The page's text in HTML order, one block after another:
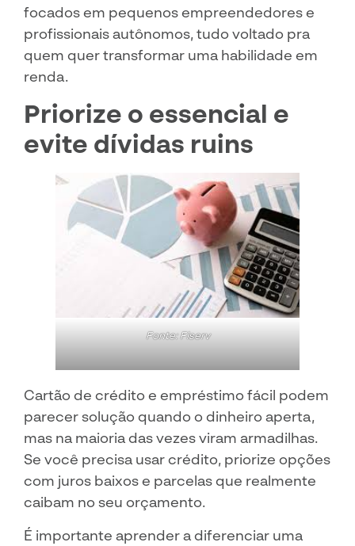
focados em pequenos empreendedores e
profissionais autônomos, tudo voltado pra
quem quer transformar uma habilidade em
renda.
Priorize o essencial e
evite dívidas ruins
Fonte: Fiserv
Cartão de crédito e empréstimo fácil podem
parecer solução quando o dinheiro aperta,
mas na maioria das vezes viram armadilhas.
Se você precisa usar crédito, priorize opções
com juros baixos e parcelas que realmente
caibam no seu orçamento.
É importante aprender a diferenciar uma